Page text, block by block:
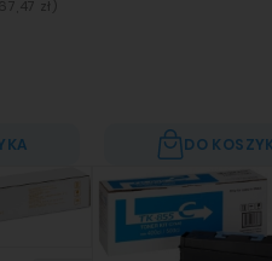
167,47 zł
DO